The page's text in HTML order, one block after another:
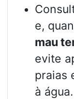
e,
mau
evite
praias
à água.